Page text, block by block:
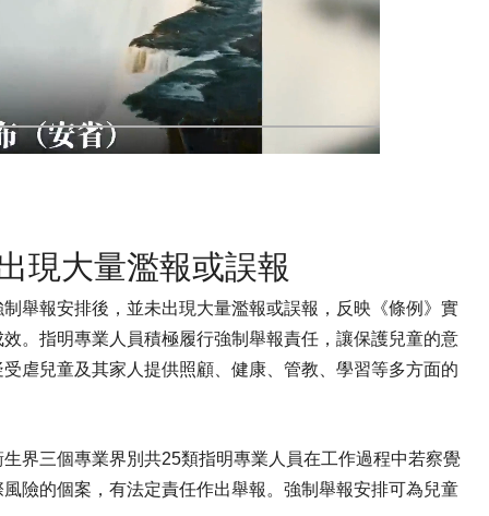
現大量濫報或誤報
舉報安排後，並未出現大量濫報或誤報，反映《條例》實
。指明專業人員積極履行強制舉報責任，讓保護兒童的意
虐兒童及其家人提供照顧、健康、管教、學習等多方面的
界三個專業界別共25類指明專業人員在工作過程中若察覺
險的個案，有法定責任作出舉報。強制舉報安排可為兒童